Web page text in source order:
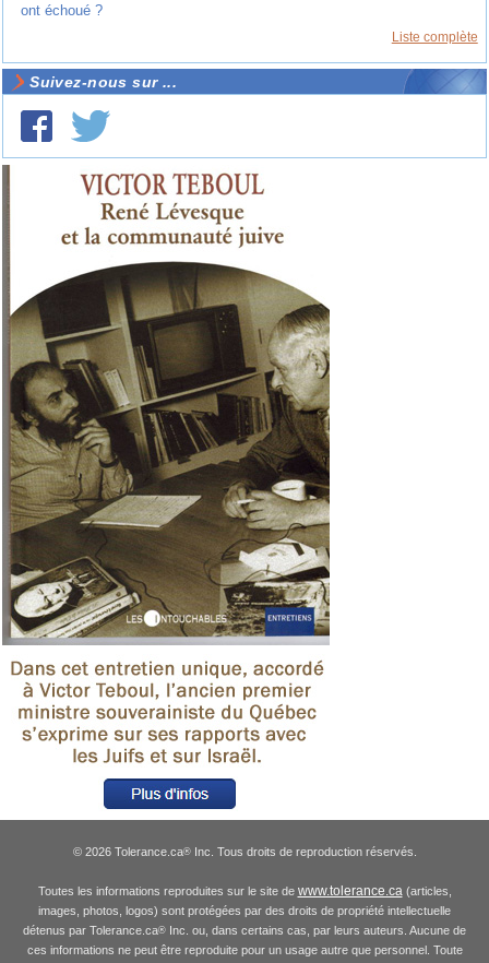
ont échoué ?
Liste complète
Suivez-nous sur ...
© 2026 Tolerance.ca®Inc. Tous droits de reproduction réservés.
Toutes les informations reproduites sur le site de www.tolerance.ca (articles,
images, photos, logos) sont protégées par des droits de propriété intellectuelle
détenus par Tolerance.ca® Inc. ou, dans certains cas, par leurs auteurs. Aucune de
ces informations ne peut être reproduite pour un usage autre que personnel. Toute